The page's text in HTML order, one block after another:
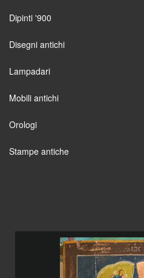
Dipinti '900
Disegni antichi
Lampadari
Mobili antichi
Orologi
Stampe antiche